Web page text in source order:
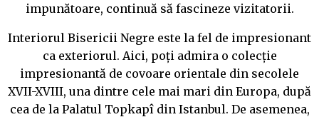
impunătoare, continuă să fascineze vizitatorii.
Interiorul Bisericii Negre este la fel de impresionant
ca exteriorul. Aici, poți admira o colecție
impresionantă de covoare orientale din secolele
XVII-XVIII, una dintre cele mai mari din Europa, după
cea de la Palatul Topkapî din Istanbul. De asemenea,